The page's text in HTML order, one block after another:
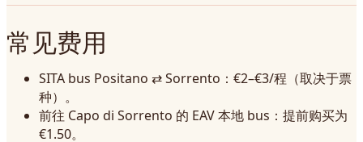
常见费用
SITA bus Positano ⇄ Sorrento：€2–€3/程（取决于票
种）。
前往 Capo di Sorrento 的 EAV 本地 bus：提前购买为
€1.50。